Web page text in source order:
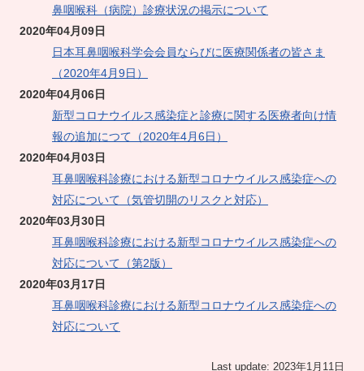
鼻咽喉科（病院）診療状況の掲示について
2020年04月09日
日本耳鼻咽喉科学会会員ならびに医療関係者の皆さま
（2020年4月9日）
2020年04月06日
新型コロナウイルス感染症と診療に関する医療者向け情
報の追加につて（2020年4月6日）
2020年04月03日
耳鼻咽喉科診療における新型コロナウイルス感染症への
対応について（気管切開のリスクと対応）
2020年03月30日
耳鼻咽喉科診療における新型コロナウイルス感染症への
対応について（第2版）
2020年03月17日
耳鼻咽喉科診療における新型コロナウイルス感染症への
対応について
Last update: 2023年1月11日